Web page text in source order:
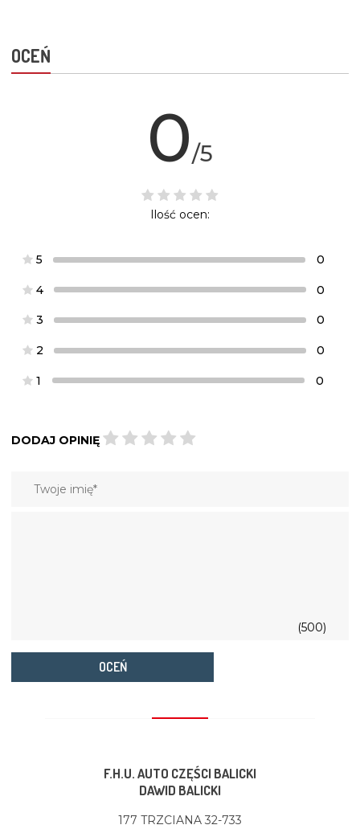
OCEŃ
0/5
Ilość ocen:
5 0
4 0
3 0
2 0
1 0
DODAJ OPINIĘ
(500)
OCEŃ
F.H.U. AUTO CZĘŚCI BALICKI
DAWID BALICKI
177 TRZCIANA 32-733